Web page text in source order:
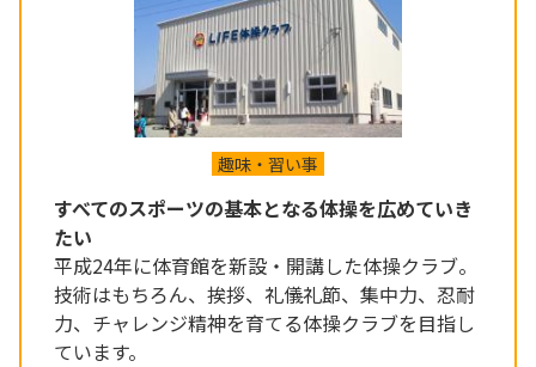
趣味・習い事
すべてのスポーツの基本となる体操を広めていき
たい
平成24年に体育館を新設・開講した体操クラブ。
技術はもちろん、挨拶、礼儀礼節、集中力、忍耐
力、チャレンジ精神を育てる体操クラブを目指し
ています。